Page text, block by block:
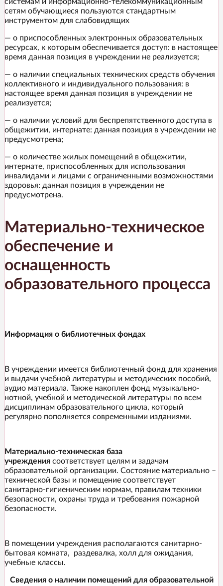
системам и информационно-телекоммуникационным
сетям обучающиеся пользуются стандартным
инструментом для слабовидящих
— о приспособленных электронных образовательных
ресурсах, к которым обеспечивается доступ: в настоящее
время данная позиция в учреждении не реализуется;
— о наличии специальных технических средств обучения
коллективного и индивидуального пользования: в
настоящее время данная позиция в учреждении не
реализуется;
— о наличии условий для беспрепятственного доступа в
общежитии, интернате: данная позиция в учреждении не
предусмотрена;
— о количестве жилых помещений в общежитии,
интернате, приспособленных для использования
инвалидами и лицами с ограниченными возможностями
здоровья: данная позиция в учреждении не
предусмотрена.
Материально-техническое
обеспечение и
оснащенность
образовательного процесса
Информация о библиотечных фондах
В учреждении имеется библиотечный фонд для хранения
и выдачи учебной литературы и методических пособий,
аудио материала. Также накоплен фонд музыкально-
нотной, учебной и методической литературы по всем
дисциплинам образовательного цикла, который
регулярно пополняется современными изданиями.
Материально-техническая база
учреждения соответствует целям и задачам
образовательной организации. Состояние материально –
технической базы и помещение соответствует
санитарно-гигиеническим нормам, правилам техники
безопасности, охраны труда и требования пожарной
безопасности.
В помещении учреждения располагаются санитарно-
бытовая комната, раздевалка, холл для ожидания,
учебные классы.
Сведения о наличии помещений для образовательной